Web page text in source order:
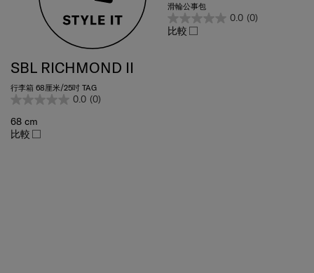
SBL RICHMOND II
行李箱 68厘米/25吋 TAG
0.0 (0)
68 cm
比較
比較